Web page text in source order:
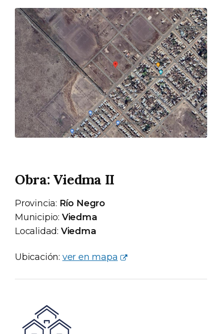
Obra: Viedma II
Provincia: Río Negro
Municipio: Viedma
Localidad: Viedma
Ubicación: ver en mapa